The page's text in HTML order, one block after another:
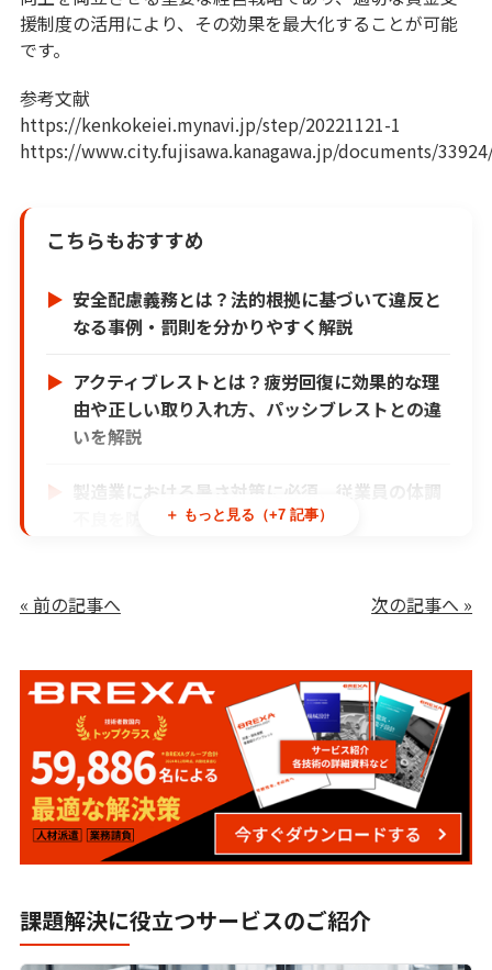
援制度の活用により、その効果を最大化することが可能
です。
参考文献
https://kenkokeiei.mynavi.jp/step/20221121-1
https://www.city.fujisawa.kanagawa.jp/documents/
こちらもおすすめ
安全配慮義務とは？法的根拠に基づいて違反と
なる事例・罰則を分かりやすく解説
アクティブレストとは？疲労回復に効果的な理
由や正しい取り入れ方、パッシブレストとの違
いを解説
製造業における暑さ対策に必須、従業員の体調
不良を防ぐ具体策を紹介
を最大化する方法
内検索と業務効率化の新常識
製造業における生成AI活用-ChatGPTをはじめ
とした活用法と事例について
QCD +S（安全衛生）とは？｜作業員の安全と
健康の可視化で生産管理が変わる、活用法と成
QCDSEとは？｜Safety（安全）と
Environment（作業環境）を軸とした新たな現
＋ もっと見る（+7 記事）
« 前の記事へ 次の記事へ »
課題解決に役立つサービスのご紹介